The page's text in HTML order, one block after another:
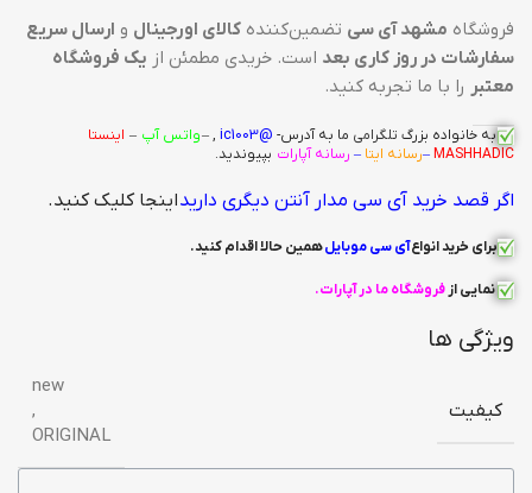
فروشگاه مشهد آی سی تضمین‌کننده کالای اورجینال و ارسال سریع
سفارشات در روز کاری بعد است. خریدی مطمئن از یک فروشگاه
معتبر را با ما تجربه کنید.
به خانواده بزرگ تلگرامی ما به آدرس- @ic1003
, –واتس آپ – اینستا
MASHHADIC
–رسانه ایتا – رسانه آپارات بپیوندید.
اگر قصد خرید آی سی مدار آنتن دیگری داریداینجا کلیک کنید.
برای خرید انواعآی سیموبایلهمین حالا اقدام کنید.
نمایی از فروشگاه ما در آپارات.
ویژگی ها
کیفیت
new
,
ORIGINAL